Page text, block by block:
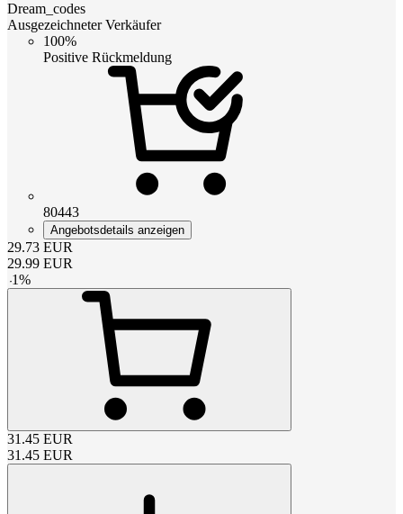
Dream_codes
Ausgezeichneter Verkäufer
100%
Positive Rückmeldung
80443
Angebotsdetails anzeigen
29.73 EUR
29.99 EUR
-1%
31.45 EUR
31.45 EUR